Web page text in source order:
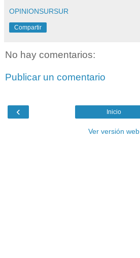
OPINIONSURSUR
Compartir
No hay comentarios:
Publicar un comentario
‹ Inicio
Ver versión web